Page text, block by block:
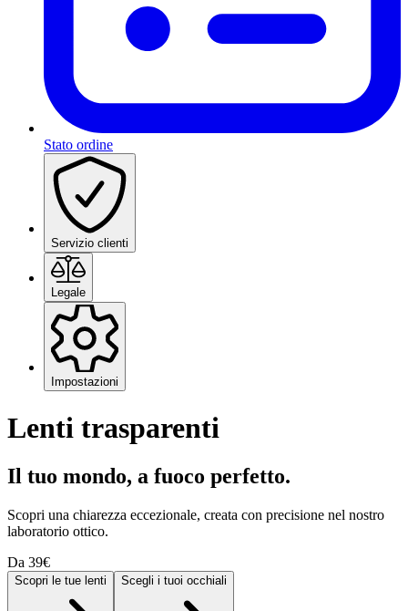
Stato ordine
Servizio clienti
Legale
Impostazioni
Lenti trasparenti
Il tuo mondo, a fuoco perfetto.
Scopri una chiarezza eccezionale, creata con precisione nel nostro
laboratorio ottico.
Da 39€
Scopri le tue lenti Scegli i tuoi occhiali